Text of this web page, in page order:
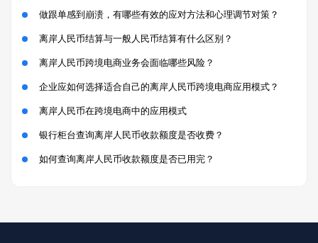
做跟单感到崩溃，有哪些有效的应对方法和心理调节对策？
离岸人民币结算与一般人民币结算有什么区别？
离岸人民币跨境电商业务会面临哪些风险？
企业应如何选择适合自己的离岸人民币跨境电商应用模式？
离岸人民币在跨境电商中的应用模式
银行柜台查询离岸人民币收款额度是否收费？
如何查询离岸人民币收款额度是否已用完？